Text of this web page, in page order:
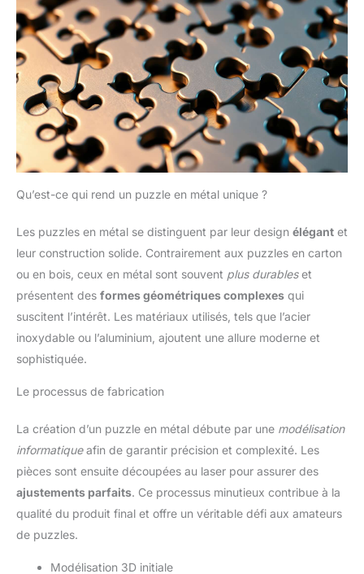
Qu’est-ce qui rend un puzzle en métal unique ?
Les puzzles en métal se distinguent par leur design élégant et
leur construction solide. Contrairement aux puzzles en carton
ou en bois, ceux en métal sont souvent plus durableset
présentent des formes géométriques complexes qui
suscitent l’intérêt. Les matériaux utilisés, tels que l’acier
inoxydable ou l’aluminium, ajoutent une allure moderne et
sophistiquée.
Le processus de fabrication
La création d’un puzzle en métal débute par une modélisation
informatiqueafin de garantir précision et complexité. Les
pièces sont ensuite découpées au laser pour assurer des
ajustements parfaits. Ce processus minutieux contribue à la
qualité du produit final et offre un véritable défi aux amateurs
de puzzles.
Modélisation 3D initiale